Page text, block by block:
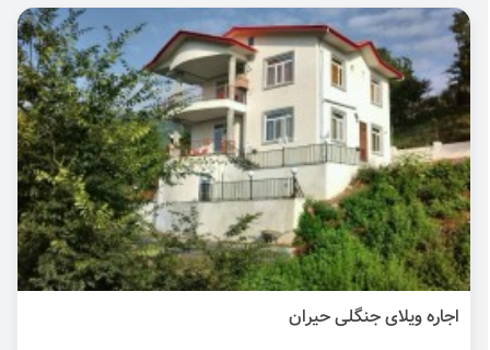
اجاره ویلای جنگلی حیران